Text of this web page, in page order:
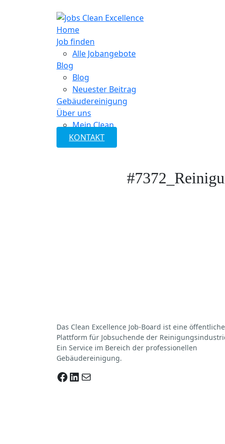
Home
Job finden
Alle Jobangebote
Blog
Blog
Neuester Beitrag
Gebäudereinigung
Über uns
Mein Clean
KONTAKT
Das Clean Excellence Job-Board ist eine öffentliche
Plattform für Jobsuchende der
Ein Service im Bereich der professionellen
Gebäudereinigung.
Facebook
LinkedIn
E-Mail